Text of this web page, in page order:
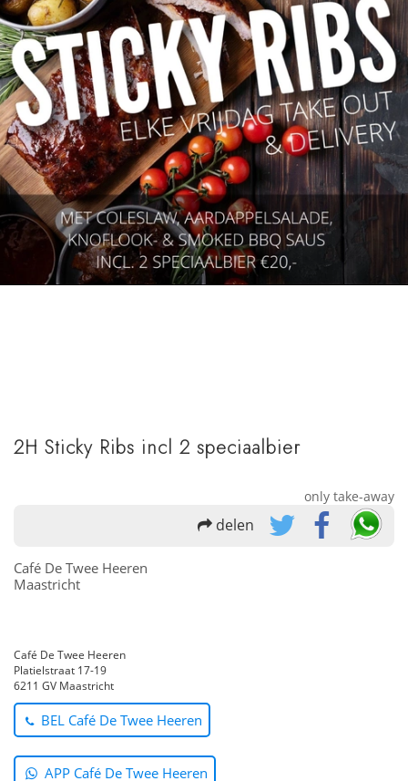
2H Sticky Ribs incl 2 speciaalbier
only take-away
delen
Café De Twee Heeren
Maastricht
Café De Twee Heeren
Platielstraat 17-19
6211 GV Maastricht
BEL Café De Twee Heeren
APP Café De Twee Heeren